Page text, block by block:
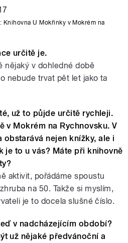
Knihovna U Mokřinky v Mokrém na
určitě je.
nějaký v dohledné době
nebude trvat pět let jako ta
už to půjde určitě rychleji.
v Mokrém na Rychnovsku. V
nejen knížky, ale i
je to u vás? Máte při knihovně
aktivit, pořádáme spoustu
na 50. Takže si myslím,
je to docela slušné číslo.
v nadcházejícím období?
už nějaké předvánoční a